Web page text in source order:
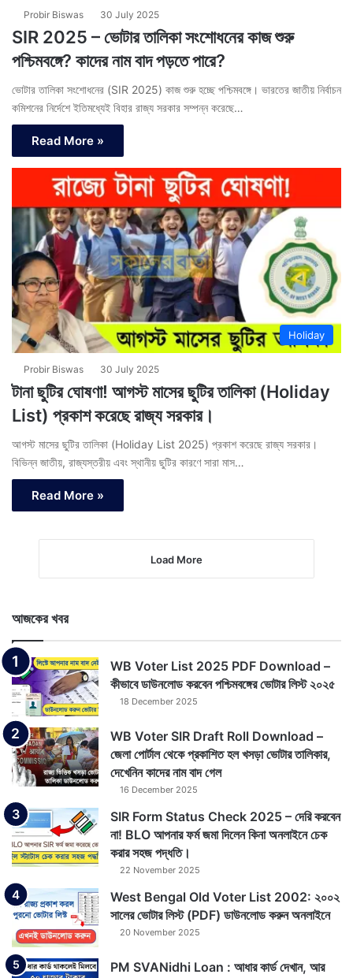
Probir Biswas 30 July 2025
SIR 2025 – ভোটার তালিকা সংশোধনের কাজ শুরু
পশ্চিমবঙ্গে? কাদের নাম বাদ পড়তে পারে?
ভোটার তালিকা সংশোধনের (SIR 2025) কাজ শুরু হচ্ছে পশ্চিমবঙ্গে। ভারতের জাতীয় নির্বাচন
কমিশনের নির্দেশে ইতিমধ্যেই বিহার রাজ্য সরকার সম্পন্ন করেছে…
Read More »
Holiday
Probir Biswas 30 July 2025
টানা ছুটির ঘোষণা! আগস্ট মাসের ছুটির তালিকা (Holiday
List) প্রকাশ করেছে রাজ্য সরকার।
আগস্ট মাসের ছুটির তালিকা (Holiday List 2025) প্রকাশ করেছে রাজ্য সরকার।
বিভিন্ন জাতীয়, রাজ্যস্তরীয় এবং স্থানীয় ছুটির কারণে সারা মাস…
Read More »
Load More
আজকের খবর
WB Voter List 2025 PDF Download –
কীভাবে ডাউনলোড করবেন পশ্চিমবঙ্গের ভোটার লিস্ট ২০২৫
18 December 2025
WB Voter SIR Draft Roll Download –
জেলা পোর্টাল থেকে প্রকাশিত হল খসড়া ভোটার তালিকার,
দেখেনিন কাদের নাম বাদ গেল
16 December 2025
SIR Form Status Check 2025 – দেরি করবেন
না! BLO আপনার ফর্ম জমা দিলেন কিনা অনলাইনে চেক
করার সহজ পদ্ধতি।
22 November 2025
West Bengal Old Voter List 2002: ২০০২
সালের ভোটার লিস্ট (PDF) ডাউনলোড করুন অনলাইনে
20 November 2025
PM SVANidhi Loan : আধার কার্ড দেখান, আর